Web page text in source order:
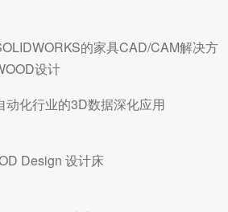
的家具CAD/CAM解决方
设计
动化行业的3D数据深化应用
Design 设计床